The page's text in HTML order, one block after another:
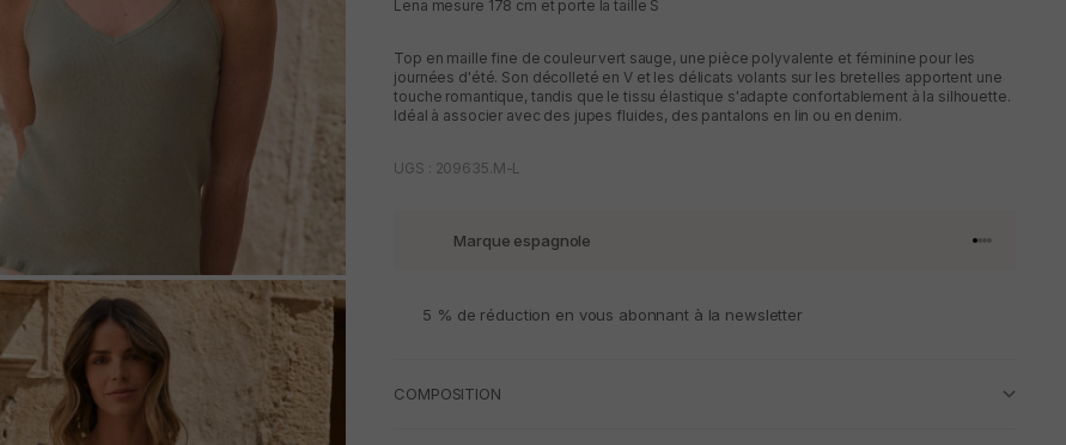
Lena mesure 178 cm et porte la taille S
Top en maille fine de couleur vert sauge, une pièce polyvalente et féminine pour les
journées d'été. Son décolleté en V et les délicats volants sur les bretelles apportent une
touche romantique, tandis que le tissu élastique s'adapte confortablement à la silhouette.
Idéal à associer avec des jupes fluides, des pantalons en lin ou en denim.
UGS : 209635.M-L
Marque espagnole Aller à
Aller à
Aller à
Aller à
5 % de réduction en vous abonnant à la newsletter
COMPOSITION